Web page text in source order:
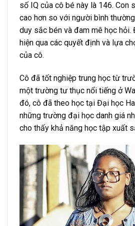
số IQ của cô bé này là 146. Con
cao hơn so với người bình
duy sắc bén và đam mê học
hiện qua các quyết định và lựa
của cô.
Cô đã tốt nghiệp trung học từ
một trường tư thục nổi tiếng ở
đó, cô đã theo học tại Đại học
những trường đại học danh giá
cho thấy khả năng học tập xuất